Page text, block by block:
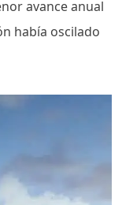
avance anual
había oscilado